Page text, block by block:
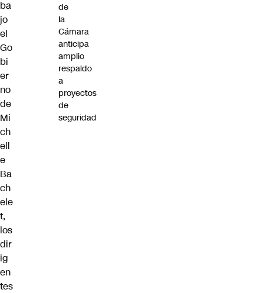
ba
jo
el
Go
bi
er
no
de
Mi
ch
ell
e
Ba
ch
ele
t,
los
dir
ig
en
tes
de
la
Cámara
anticipa
amplio
respaldo
a
proyectos
de
seguridad